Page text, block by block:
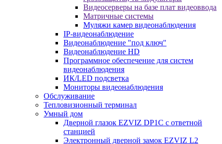
Видеосерверы на базе плат видеоввода
Матричные системы
Муляжи камер видеонаблюдения
IP-видеонаблюдение
Видеонаблюдение "под ключ"
Видеонаблюдение HD
Программное обеспечение для систем
видеонаблюдения
ИК/LED подсветка
Мониторы видеонаблюдения
Обслуживание
Тепловизионный терминал
Умный дом
Дверной глазок EZVIZ DP1C с ответной
станцией
Электронный дверной замок EZVIZ L2